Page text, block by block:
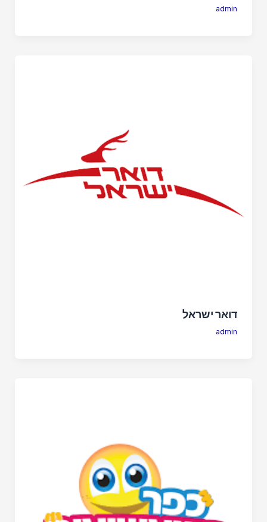
admin
דואר ישראל
admin